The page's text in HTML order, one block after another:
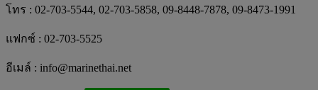
โทร : 02-703-5544, 02-703-5858, 09-8448-7878, 09-8473-1991
แฟกซ์ : 02-703-5525
อีเมล์ : info@marinethai.net